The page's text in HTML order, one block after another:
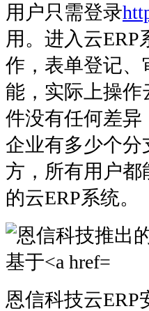
用户只需登录
用。进入云
作，表单登记
能，实际上操作
件没有任何差
企业有多少个
方，所有用户都
的云ERP系统。
恩信科技云